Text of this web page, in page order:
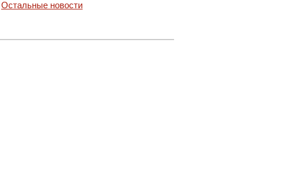
Остальные новости